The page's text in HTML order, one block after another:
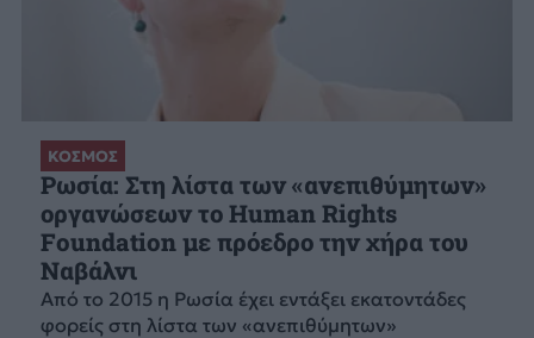
ΚΟΣΜΟΣ
Ρωσία: Στη λίστα των «ανεπιθύμητων»
οργανώσεων το Human Rights
Foundation με πρόεδρο την χήρα του
Ναβάλνι
Από το 2015 η Ρωσία έχει εντάξει εκατοντάδες
φορείς στη λίστα των «ανεπιθύμητων»